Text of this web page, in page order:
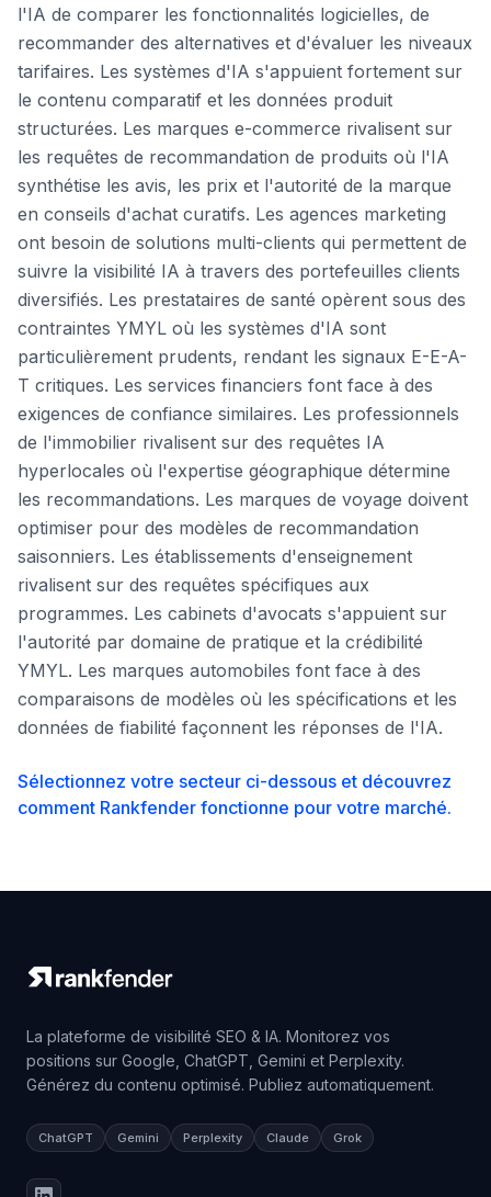
l'IA de comparer les fonctionnalités logicielles, de
recommander des alternatives et d'évaluer les niveaux
tarifaires. Les systèmes d'IA s'appuient fortement sur
le contenu comparatif et les données produit
structurées. Les marques e-commerce rivalisent sur
les requêtes de recommandation de produits où l'IA
synthétise les avis, les prix et l'autorité de la marque
en conseils d'achat curatifs. Les agences marketing
ont besoin de solutions multi-clients qui permettent de
suivre la visibilité IA à travers des portefeuilles clients
diversifiés. Les prestataires de santé opèrent sous des
contraintes YMYL où les systèmes d'IA sont
particulièrement prudents, rendant les signaux E-E-A-
T critiques. Les services financiers font face à des
exigences de confiance similaires. Les professionnels
de l'immobilier rivalisent sur des requêtes IA
hyperlocales où l'expertise géographique détermine
les recommandations. Les marques de voyage doivent
optimiser pour des modèles de recommandation
saisonniers. Les établissements d'enseignement
rivalisent sur des requêtes spécifiques aux
programmes. Les cabinets d'avocats s'appuient sur
l'autorité par domaine de pratique et la crédibilité
YMYL. Les marques automobiles font face à des
comparaisons de modèles où les spécifications et les
données de fiabilité façonnent les réponses de l'IA.
Sélectionnez votre secteur ci-dessous et découvrez
comment Rankfender fonctionne pour votre marché.
La plateforme de visibilité SEO & IA. Monitorez vos
positions sur Google, ChatGPT, Gemini et Perplexity.
Générez du contenu optimisé. Publiez automatiquement.
ChatGPT Gemini Perplexity Claude Grok